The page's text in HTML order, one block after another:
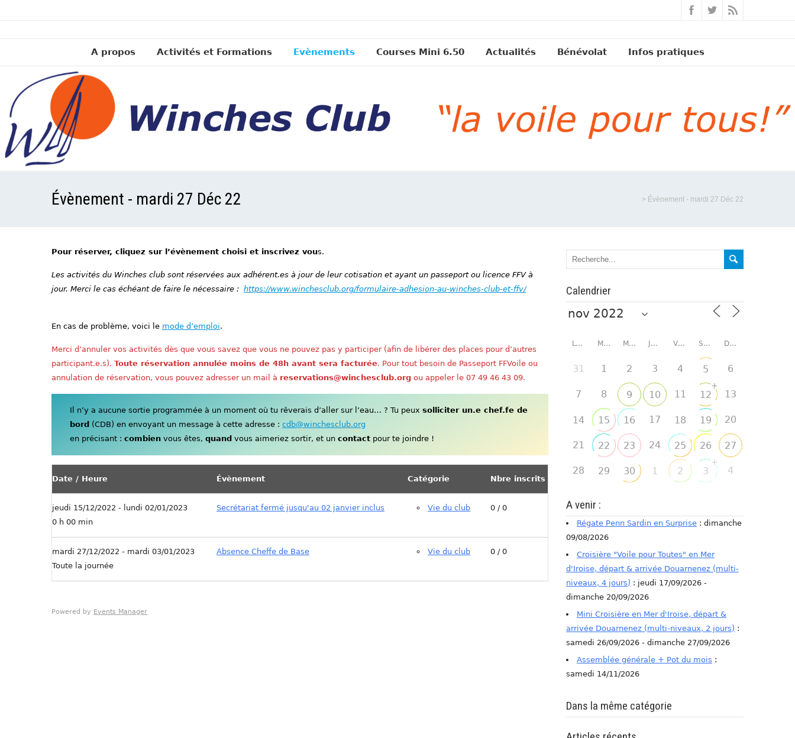
A propos Activités et Formations Evènements Courses Mini 6.50 Actualités Bénévolat Infos pratiques
Évènement - mardi 27 Déc 22 > Évènement - mardi 27 Déc 22
Pour réserver, cliquez sur l’évènement choisi et inscrivez vous.
Les activités du Winches club sont réservées aux adhérent.es à jour de leur cotisation et ayant un passeport ou licence FFV à
jour. Merci le cas échéant de faire le nécessaire : https://www.winchesclub.org/formulaire-adhesion-au-winches-club-et-ffv/
En cas de problème, voici le mode d’emploi.
Merci d’annuler vos activités dès que vous savez que vous ne pouvez pas y participer (afin de libérer des places pour d’autres
participant.e.s). Toute réservation annulée moins de 48h avant sera facturée. Pour tout besoin de Passeport FFVoile ou
annulation de réservation, vous pouvez adresser un mail à reservations@winchesclub.org ou appeler le 07 49 46 43 09.
Il n’y a aucune sortie programmée à un moment où tu rêverais d’aller sur l’eau… ? Tu peux solliciter un.e chef.fe de
bord (CDB) en envoyant un message à cette adresse : cdb@winchesclub.org
en précisant : combienvous êtes, quand vous aimeriez sortir, et un contactpour te joindre !
Date / Heure Évènement Catégorie Nbre inscrits
jeudi 15/12/2022 - lundi 02/01/2023
0 h 00 min
Secrétariat fermé jusqu'au 02 janvier inclus Vie du club 0 / 0
mardi 27/12/2022 - mardi 03/01/2023
Toute la journée
Absence Cheffe de Base Vie du club 0 / 0
Powered by Events Manager
Calendrier
LUNDI MARDI MERCREDI JEUDI VENDREDI SAMEDI DIMANCHE
31 1 2 3 4 5 6
7 8 9 10 11 12
+
13
14 15 16 17 18 19 20
21 22 23 24 25 26 27
28 29 30 1 2 3
+
4
A venir :
Régate Penn Sardin en Surprise : dimanche
09/08/2026
Croisière "Voile pour Toutes" en Mer
d'Iroise, départ & arrivée Douarnenez (multi-
niveaux, 4 jours) : jeudi 17/09/2026 -
dimanche 20/09/2026
Mini Croisière en Mer d'Iroise, départ &
arrivée Douarnenez (multi-niveaux, 2 jours) :
samedi 26/09/2026 - dimanche 27/09/2026
Assemblée générale + Pot du mois :
samedi 14/11/2026
Dans la même catégorie